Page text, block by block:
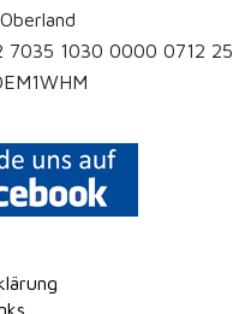
7035 1030 0000 0712 25